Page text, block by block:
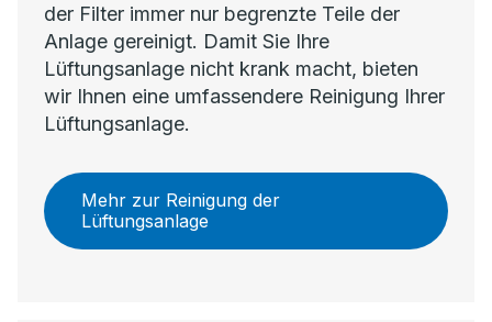
der Filter immer nur begrenzte Teile der
Anlage gereinigt. Damit Sie Ihre
Lüftungsanlage nicht krank macht, bieten
wir Ihnen eine umfassendere Reinigung Ihrer
Lüftungsanlage.
Mehr zur Reinigung der
Lüftungsanlage